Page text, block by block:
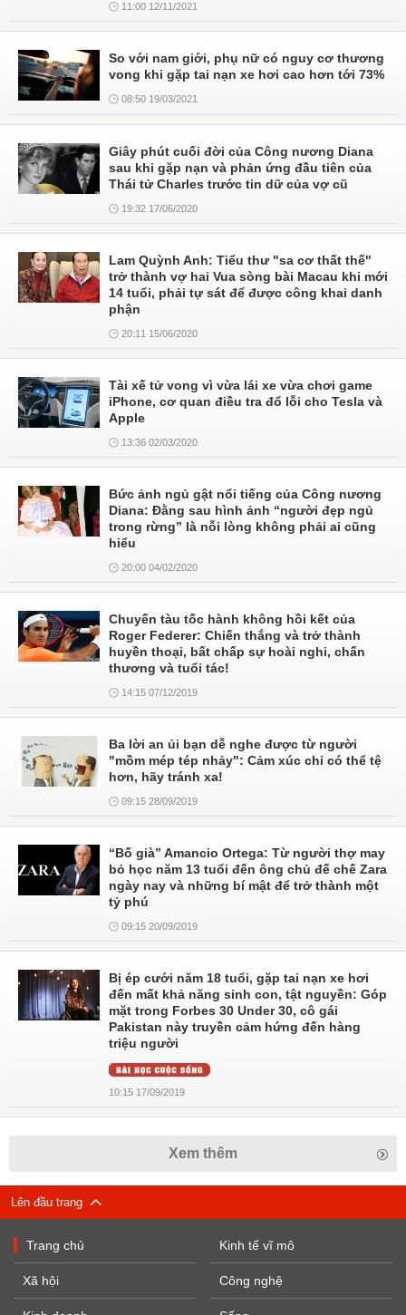
11:00 12/11/2021
So với nam giới, phụ nữ có nguy cơ thương
vong khi gặp tai nạn xe hơi cao hơn tới 73%
08:50 19/03/2021
Giây phút cuối đời của Công nương Diana
sau khi gặp nạn và phản ứng đầu tiên của
Thái tử Charles trước tin dữ của vợ cũ
19:32 17/06/2020
Lam Quỳnh Anh: Tiểu thư "sa cơ thất thế"
trở thành vợ hai Vua sòng bài Macau khi mới
14 tuổi, phải tự sát để được công khai danh
phận
20:11 15/06/2020
Tài xế tử vong vì vừa lái xe vừa chơi game
iPhone, cơ quan điều tra đổ lỗi cho Tesla và
Apple
13:36 02/03/2020
Bức ảnh ngủ gật nổi tiếng của Công nương
Diana: Đằng sau hình ảnh “người đẹp ngủ
trong rừng” là nỗi lòng không phải ai cũng
hiểu
20:00 04/02/2020
Chuyến tàu tốc hành không hồi kết của
Roger Federer: Chiến thắng và trở thành
huyền thoại, bất chấp sự hoài nghi, chấn
thương và tuổi tác!
14:15 07/12/2019
Ba lời an ủi bạn dễ nghe được từ người
"mồm mép tép nhảy": Cảm xúc chỉ có thể tệ
hơn, hãy tránh xa!
09:15 28/09/2019
“Bố già” Amancio Ortega: Từ người thợ may
bỏ học năm 13 tuổi đến ông chủ đế chế Zara
ngày nay và những bí mật để trở thành một
tỷ phú
09:15 20/09/2019
Bị ép cưới năm 18 tuổi, gặp tai nạn xe hơi
đến mất khả năng sinh con, tật nguyền: Góp
mặt trong Forbes 30 Under 30, cô gái
Pakistan này truyền cảm hứng đến hàng
triệu người
10:15 17/09/2019
Xem thêm
Lên đầu trang
Trang chủ
Xã hội
Kinh tế vĩ mô
Công nghệ